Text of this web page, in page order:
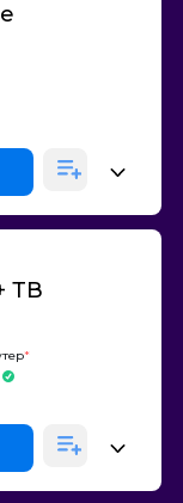
ТВ
*